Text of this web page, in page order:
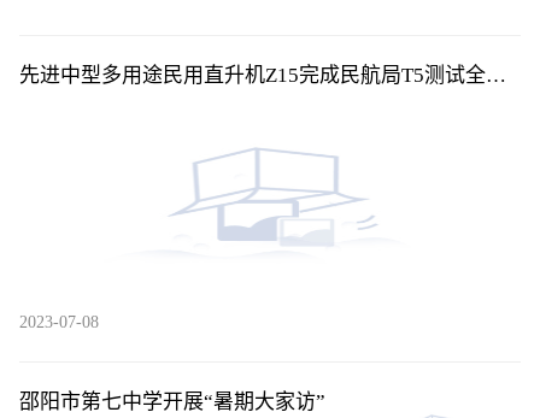
先进中型多用途民用直升机Z15完成民航局T5测试全部
2023-07-08
邵阳市第七中学开展“暑期大家访”